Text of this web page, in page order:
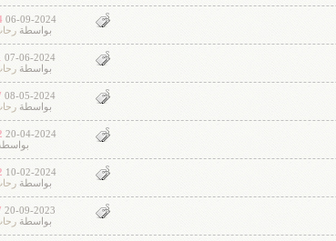
06-09-2024
بواسطة
07-06-2024
بواسطة
08-05-2024
بواسطة
20-04-2024
10-02-2024
بواسطة
20-09-2023
بواسطة